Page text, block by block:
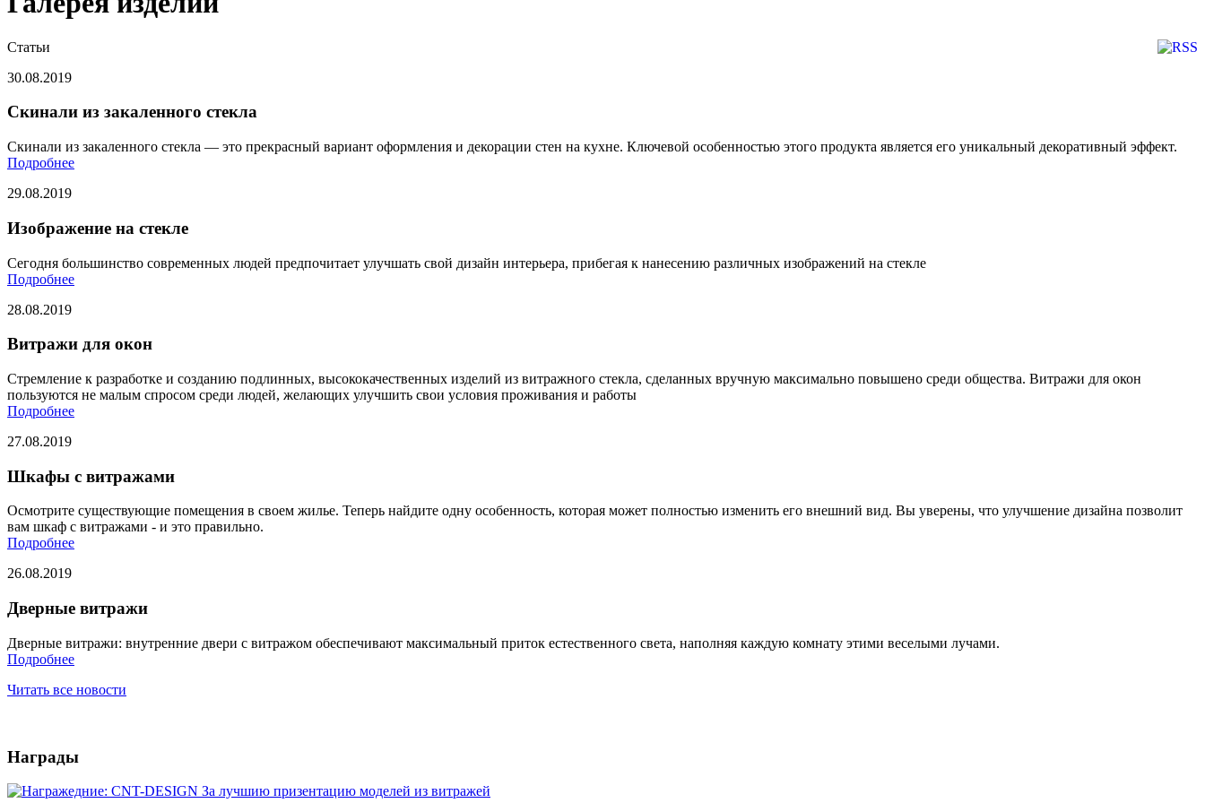
Статьи
30.08.2019
Скинали из закаленного стекла
Скинали из закаленного стекла — это прекрасный вариант оформления и декорации стен на кухне. Ключевой особенностью этого продукта является его уникальный декоративный эффект.
Подробнее
29.08.2019
Изображение на стекле
Сегодня большинство современных людей предпочитает улучшать свой дизайн интерьера, прибегая к нанесению различных изображений на стекле
Подробнее
28.08.2019
Витражи для окон
Стремление к разработке и созданию подлинных, высококачественных изделий из витражного стекла, сделанных вручную максимально повышено среди общества. Витражи для окон
пользуются не малым спросом среди людей, желающих улучшить свои условия проживания и работы
Подробнее
27.08.2019
Шкафы с витражами
Осмотрите существующие помещения в своем жилье. Теперь найдите одну особенность, которая может полностью изменить его внешний вид. Вы уверены, что улучшение дизайна позволит
вам шкаф с витражами - и это правильно.
Подробнее
26.08.2019
Дверные витражи
Дверные витражи: внутренние двери с витражом обеспечивают максимальный приток естественного света, наполняя каждую комнату этими веселыми лучами.
Подробнее
Читать все новости
Награды